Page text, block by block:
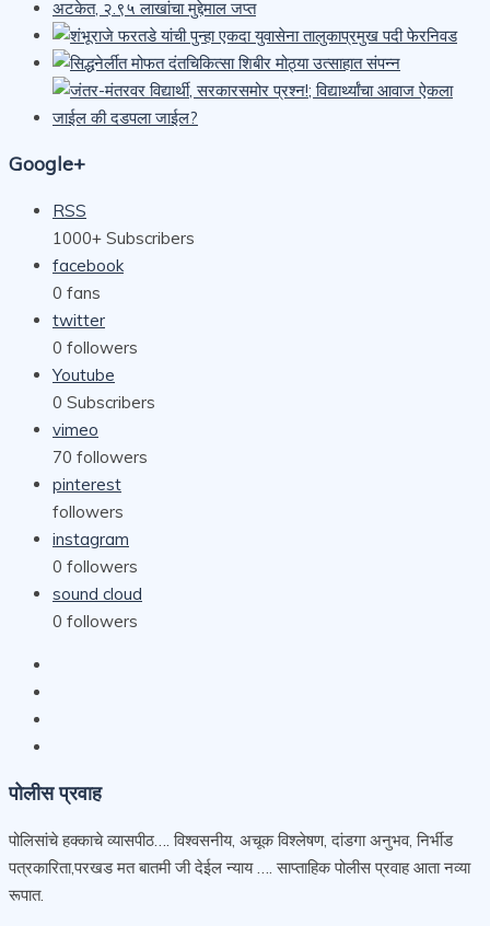
Google+
RSS
1000+ Subscribers
facebook
0 fans
twitter
0 followers
Youtube
0 Subscribers
vimeo
70 followers
pinterest
followers
instagram
0 followers
sound cloud
0 followers
पोलीस प्रवाह
पोलिसांचे हक्काचे व्यासपीठ…. विश्वसनीय, अचूक विश्लेषण, दांडगा अनुभव, निर्भीड
पत्रकारिता,परखड मत बातमी जी देईल न्याय …. साप्ताहिक पोलीस प्रवाह आता नव्या
रूपात.